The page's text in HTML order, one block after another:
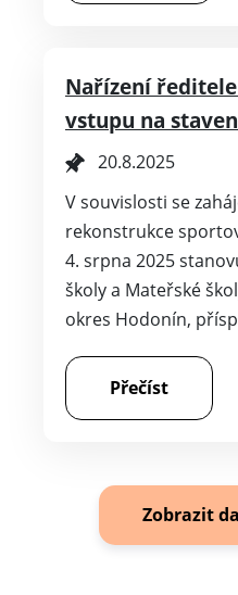
Nařízení
vstupu na
20.8.2025
V souvislosti se
rekonstrukce
4. srpna 2025
školy a Mateřské
okres Hodonín,
Přečíst
Zobrazit